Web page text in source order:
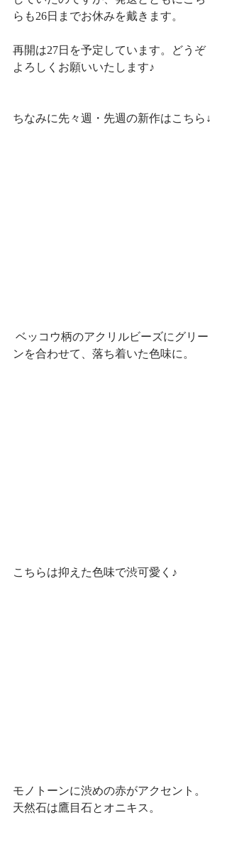
らも26日までお休みを戴きます。
再開は27日を予定しています。どうぞ
よろしくお願いいたします♪
ちなみに先々週・先週の新作はこちら↓
ンを合わせて、落ち着いた色味に。
こちらは抑えた色味で渋可愛く♪
モノトーンに渋めの赤がアクセント。
天然石は鷹目石とオニキス。